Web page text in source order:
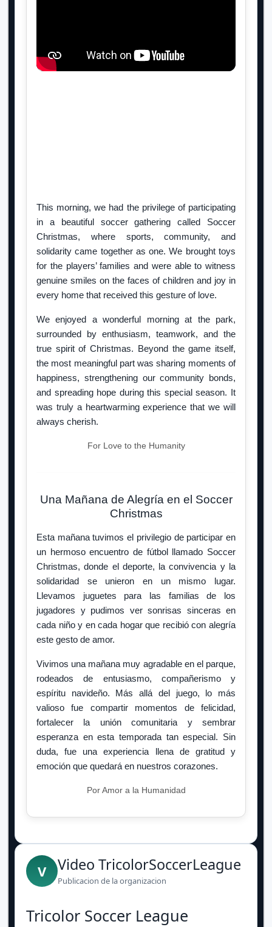
This morning, we had the privilege of participating
in a beautiful soccer gathering called Soccer
Christmas, where sports, community, and
solidarity came together as one. We brought toys
for the players’ families and were able to witness
genuine smiles on the faces of children and joy in
every home that received this gesture of love.
We enjoyed a wonderful morning at the park,
surrounded by enthusiasm, teamwork, and the
true spirit of Christmas. Beyond the game itself,
the most meaningful part was sharing moments of
happiness, strengthening our community bonds,
and spreading hope during this special season. It
was truly a heartwarming experience that we will
always cherish.
For Love to the Humanity
Una Mañana de Alegría en el Soccer
Christmas
Esta mañana tuvimos el privilegio de participar en
un hermoso encuentro de fútbol llamado Soccer
Christmas, donde el deporte, la convivencia y la
solidaridad se unieron en un mismo lugar.
Llevamos juguetes para las familias de los
jugadores y pudimos ver sonrisas sinceras en
cada niño y en cada hogar que recibió con alegría
este gesto de amor.
Vivimos una mañana muy agradable en el parque,
rodeados de entusiasmo, compañerismo y
espíritu navideño. Más allá del juego, lo más
valioso fue compartir momentos de felicidad,
fortalecer la unión comunitaria y sembrar
esperanza en esta temporada tan especial. Sin
duda, fue una experiencia llena de gratitud y
emoción que quedará en nuestros corazones.
Por Amor a la Humanidad
V Video TricolorSoccerLeague
Publicacion de la organizacion
Tricolor Soccer League